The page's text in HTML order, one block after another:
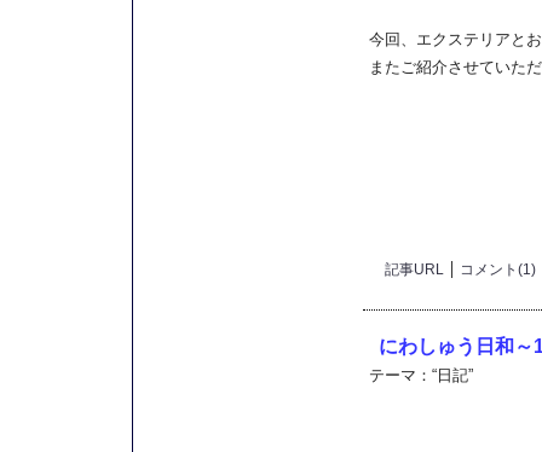
今回、エクステリアと
またご紹介させていた
記事URL コメント(1)
にわしゅう日和～
テーマ： “日記”